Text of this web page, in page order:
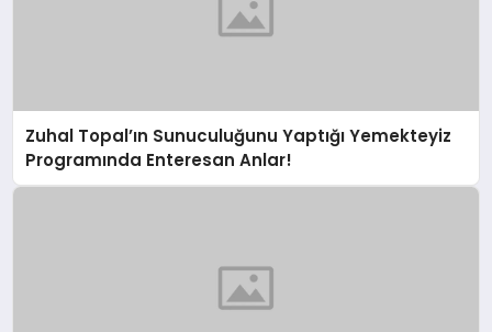
Zuhal Topal’ın Sunuculuğunu Yaptığı Yemekteyiz
Programında Enteresan Anlar!